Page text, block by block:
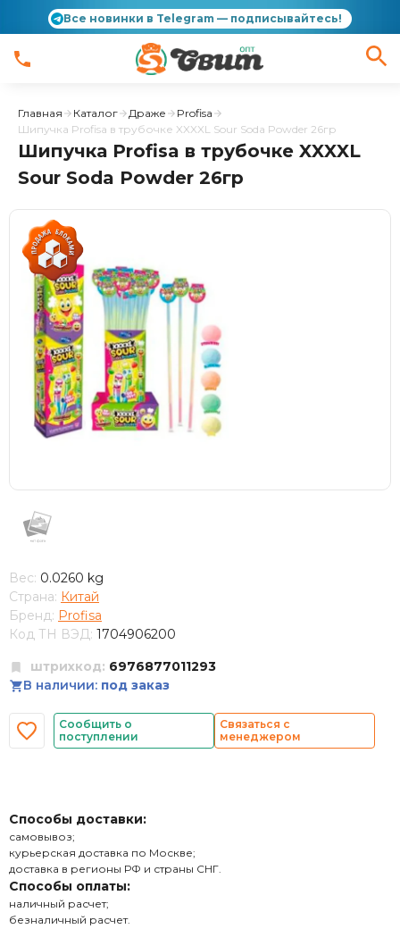
Все новинки в Telegram — подписывайтесь!
Главная Каталог Драже
Profisa
Шипучка Profisa в трубочке XXXXL Sour Soda Powder 26гр
Шипучка Profisa в трубочке XXXXL
Sour Soda Powder 26гр
Вес: 0.0260 kg
Страна: Китай
Бренд: Profisa
Код ТН ВЭД: 1704906200
штрихкод: 6976877011293
В наличии: под заказ
Сообщить о
поступлении
Связаться с
менеджером
Способы доставки:
самовывоз;
курьерская доставка по Москве;
доставка в регионы РФ и страны СНГ.
Способы оплаты:
наличный расчет;
безналичный расчет.